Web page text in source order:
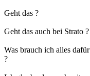
Geht das ?
Geht das auch bei Strato ?
Was brauch ich alles
?